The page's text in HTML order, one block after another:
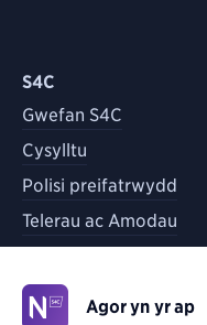
S4C
Gwefan S4C
Cysylltu
Polisi preifatrwydd
Telerau ac Amodau
Agor yn yr ap